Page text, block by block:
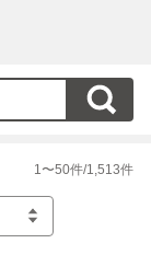
1 〜50件/1,513件